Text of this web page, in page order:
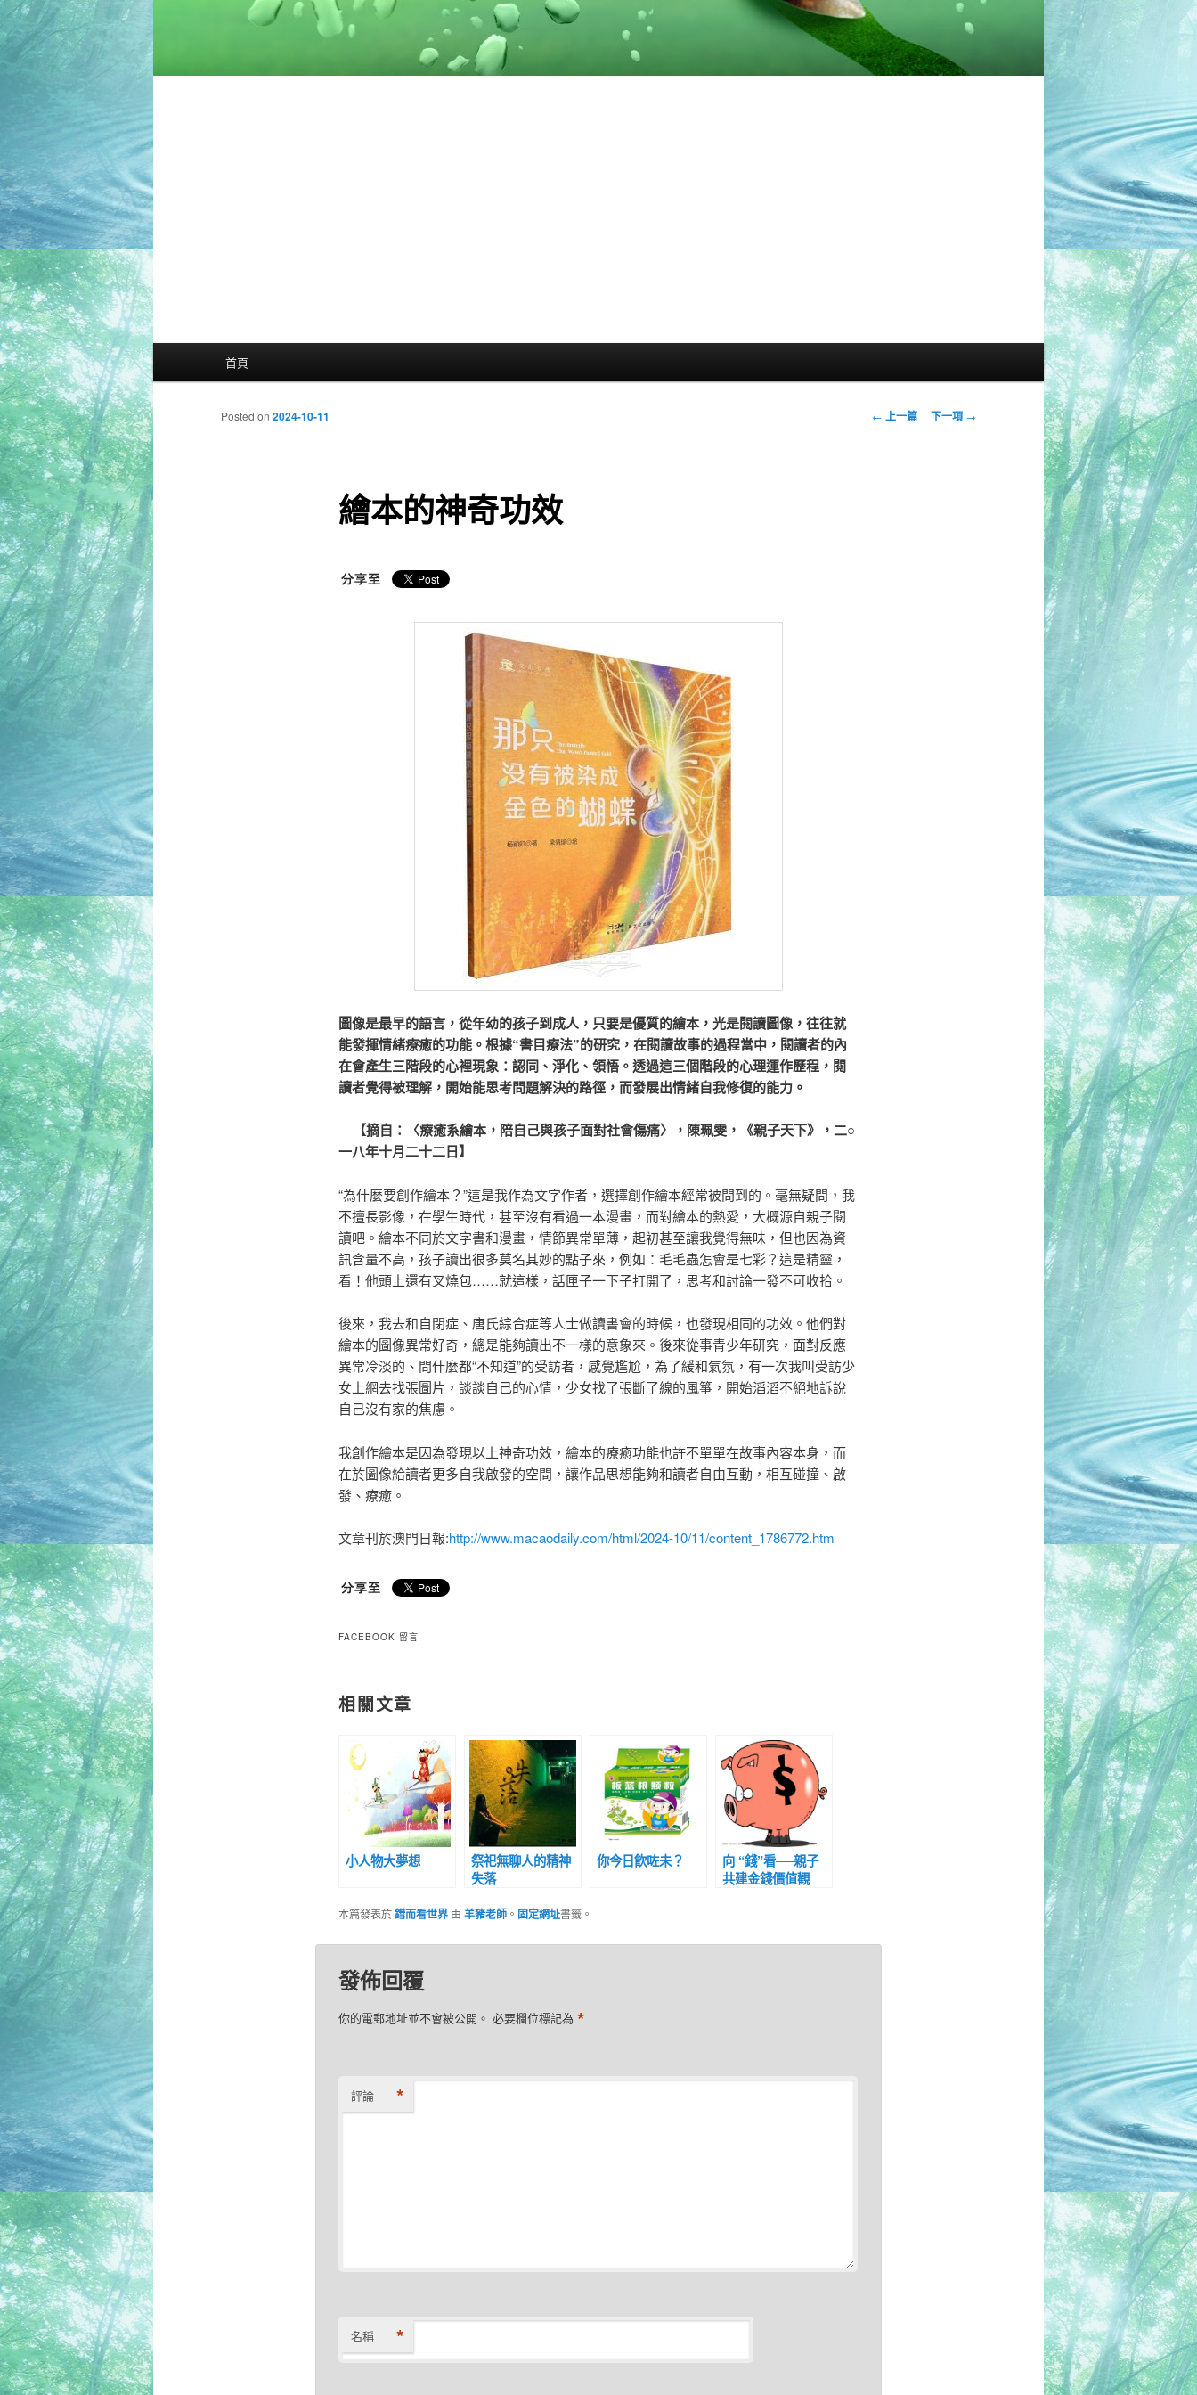
首頁
文
← 上一篇 下一項 →
繪本的神奇功效
Posted on 2024-10-11
圖像是最早的語言，從年幼的孩子到成人，只要是優質的繪本，光是閱讀圖像，往往就
能發揮情緒療癒的功能。根據“書目療法”的研究，在閱讀故事的過程當中，閱讀者的內
在會產生三階段的心裡現象：認同、淨化、領悟。透過這三個階段的心理運作歷程，閱
讀者覺得被理解，開始能思考問題解決的路徑，而發展出情緒自我修復的能力。
【摘自：〈療癒系繪本，陪自己與孩子面對社會傷痛〉，陳珮雯，《親子天下》，二○
一八年十月二十二日】
“為什麼要創作繪本？”這是我作為文字作者，選擇創作繪本經常被問到的。毫無疑問，我
不擅長影像，在學生時代，甚至沒有看過一本漫畫，而對繪本的熱愛，大概源自親子閱
讀吧。繪本不同於文字書和漫畫，情節異常單薄，起初甚至讓我覺得無味，但也因為資
訊含量不高，孩子讀出很多莫名其妙的點子來，例如：毛毛蟲怎會是七彩？這是精靈，
看！他頭上還有叉燒包……就這樣，話匣子一下子打開了，思考和討論一發不可收拾。
後來，我去和自閉症、唐氏綜合症等人士做讀書會的時候，也發現相同的功效。他們對
繪本的圖像異常好奇，總是能夠讀出不一樣的意象來。後來從事青少年研究，面對反應
異常冷淡的、問什麼都“不知道”的受訪者，感覺尷尬，為了緩和氣氛，有一次我叫受訪少
女上網去找張圖片，談談自己的心情，少女找了張斷了線的風箏，開始滔滔不絕地訴說
自己沒有家的焦慮。
我創作繪本是因為發現以上神奇功效，繪本的療癒功能也許不單單在故事內容本身，而
在於圖像給讀者更多自我啟發的空間，讓作品思想能夠和讀者自由互動，相互碰撞、啟
發、療癒。
文章刊於澳門日報:http://www.macaodaily.com/html/2024-10/11/content_1786772.htm
FACEBOOK 留言
相關文章
小人物大夢想
祭祀無聊人的精神
失落
你今日飮咗未？
向 “錢”看──親子
共建金錢價值觀
本篇發表於鏏而看世界由 羊豬老師。 固定網址書籤。
發佈回覆
你的電郵地址並不會被公開。 必要欄位標記為 *
評論 *
名稱 *